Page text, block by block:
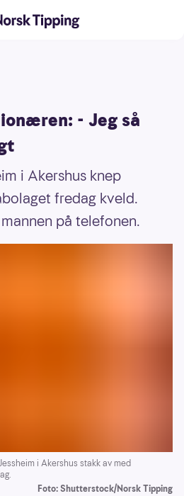
- Jeg så
i Akershus knep
fredag kveld.
på telefonen.
i Akershus stakk av med
Foto: Shutterstock/Norsk Tipping